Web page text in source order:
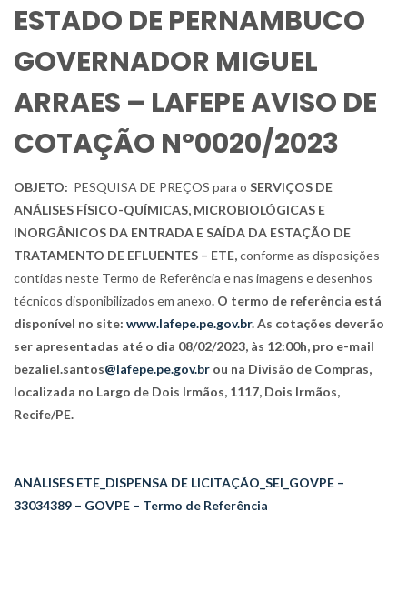
ESTADO DE PERNAMBUCO
GOVERNADOR MIGUEL
ARRAES – LAFEPE AVISO DE
COTAÇÃO Nº0020/2023
OBJETO: PESQUISA DE PREÇOS para o SERVIÇOS DE
ANÁLISES FÍSICO-QUÍMICAS, MICROBIOLÓGICAS E
INORGÂNICOS DA ENTRADA E SAÍDA DA ESTAÇÃO DE
TRATAMENTO DE EFLUENTES – ETE,conforme as disposições
contidas neste Termo de Referência e nas imagens e desenhos
técnicos disponibilizados em anexo. O termo de referência está
disponível no site: www.lafepe.pe.gov.br. As cotações deverão
ser apresentadas até o dia 08/02/2023, às 12:00h, pro e-mail
bezaliel.santos@lafepe.pe.gov.br ou na Divisão de Compras,
localizada no Largo de Dois Irmãos, 1117, Dois Irmãos,
Recife/PE.
ANÁLISES ETE_DISPENSA DE LICITAÇÃO_SEI_GOVPE –
33034389 – GOVPE – Termo de Referência